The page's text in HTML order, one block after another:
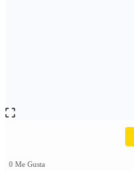
0 Me Gusta